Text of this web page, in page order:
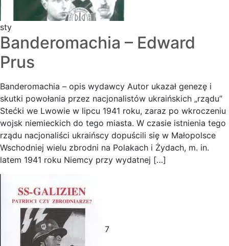
sty
Banderomachia – Edward
Prus
Banderomachia – opis wydawcy Autor ukazał genezę i
skutki powołania przez nacjonalistów ukraińskich „rządu”
Stećki we Lwowie w lipcu 1941 roku, zaraz po wkroczeniu
wojsk niemieckich do tego miasta. W czasie istnienia tego
rządu nacjonaliści ukraińscy dopuścili się w Małopolsce
Wschodniej wielu zbrodni na Polakach i Żydach, m. in.
latem 1941 roku Niemcy przy wydatnej […]
7